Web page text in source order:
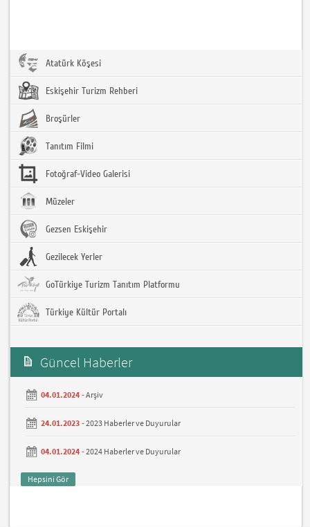
Atatürk Köşesi
Eskişehir Turizm Rehberi
Broşürler
Tanıtım Filmi
Fotoğraf-Video Galerisi
Müzeler
Gezsen Eskişehir
Gezilecek Yerler
GoTürkiye Turizm Tanıtım Platformu
Türkiye Kültür Portalı
Güncel Haberler
04.01.2024 -Arşiv
24.01.2023 -2023 Haberler ve Duyurular
04.01.2024 -2024 Haberler ve Duyurular
Hepsini Gör